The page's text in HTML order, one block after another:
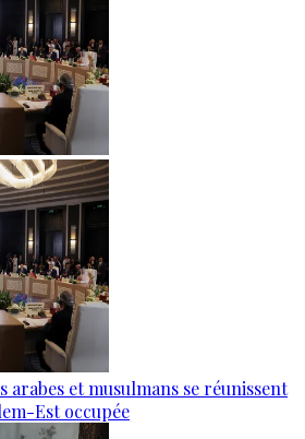
arabes et musulmans se réunissent
Est occupée